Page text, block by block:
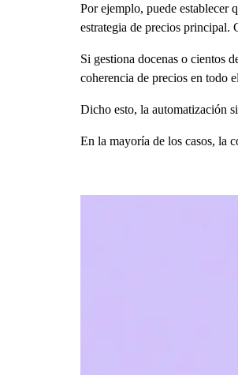
Por ejemplo, puede establecer
estrategia de precios principal.
Si gestiona docenas o cientos
coherencia de precios en todo
Dicho esto, la automatización
En la mayoría de los casos, la